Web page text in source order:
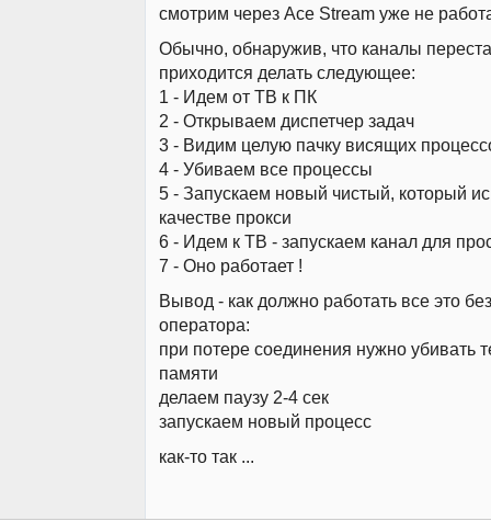
смотрим через Ace Stream уже не
Обычно, обнаружив, что каналы
приходится делать следующее:
1 - Идем от ТВ к ПК
2 - Открываем диспетчер задач
3 - Видим целую пачку висящих
4 - Убиваем все процессы
5 - Запускаем новый чистый, который
качестве прокси
6 - Идем к ТВ - запускаем канал для
7 - Оно работает !
Вывод - как должно работать все это
оператора:
при потере соединения нужно убивать
памяти
делаем паузу 2-4 сек
запускаем новый процесс
как-то так ...